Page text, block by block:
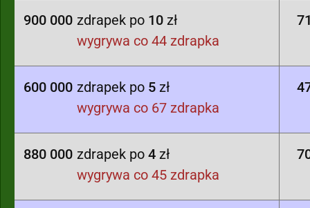
900 000 zdrapek po 10 zł
wygrywa co 44 zdrapka
600 000 zdrapek po 5 zł
wygrywa co 67 zdrapka
880 000 zdrapek po 4 zł
wygrywa co 45 zdrapka